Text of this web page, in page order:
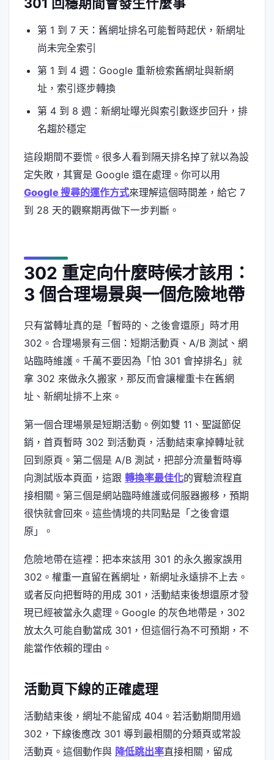
第 1 到 7 天：舊網址排名可能暫時起伏，新網址
尚未完全索引
第 1 到 4 週：Google 重新檢索舊網址與新網
址，索引逐步轉換
第 4 到 8 週：新網址曝光與索引數逐步回升，排
名趨於穩定
這段期間不要慌。很多人看到隔天排名掉了就以為設
定失敗，其實是 Google 還在處理。你可以用
Google 搜尋的運作方式來理解這個時間差，給它 7
到 28 天的觀察期再做下一步判斷。
302 重定向什麼時候才該用：
3 個合理場景與一個危險地帶
只有當轉址真的是「暫時的、之後會還原」時才用
302。合理場景有三個：短期活動頁、A/B 測試、網
站臨時維護。千萬不要因為「怕 301 會掉排名」就
拿 302 來做永久搬家，那反而會讓權重卡在舊網
址、新網址排不上來。
第一個合理場景是短期活動。例如雙 11、聖誕節促
銷，首頁暫時 302 到活動頁，活動結束拿掉轉址就
回到原頁。第二個是 A/B 測試，把部分流量暫時導
向測試版本頁面，這跟 轉換率最佳化的實驗流程直
接相關。第三個是網站臨時維護或伺服器搬移，預期
很快就會回來。這些情境的共同點是「之後會還
原」。
危險地帶在這裡：把本來該用 301 的永久搬家誤用
302。權重一直留在舊網址，新網址永遠排不上去。
或者反向把暫時的用成 301，活動結束後想還原才發
現已經被當永久處理。Google 的灰色地帶是，302
放太久可能自動當成 301，但這個行為不可預期，不
能當作依賴的理由。
活動頁下線的正確處理
活動結束後，網址不能留成 404。若活動期間用過
302，下線後應改 301 導到最相關的分類頁或常設
活動頁。這個動作與 降低跳出率直接相關，留成